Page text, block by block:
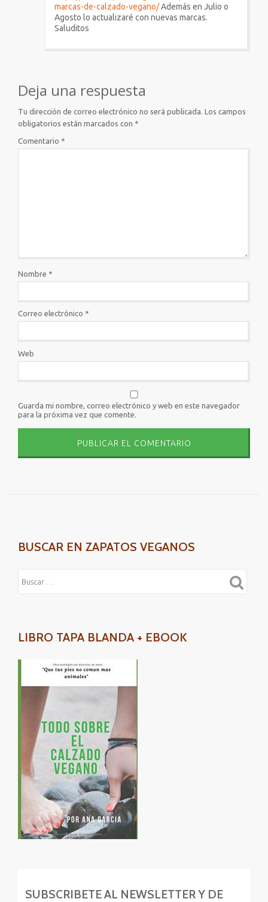
marcas-de-calzado-vegano/Además en Julio o
Agosto lo actualizaré con nuevas marcas.
Saluditos
Deja una respuesta
Tu dirección de correo electrónico no será publicada. Los campos
obligatorios están marcados con *
Comentario *
Nombre *
Correo electrónico *
Web
Guarda mi nombre, correo electrónico y web en este navegador
para la próxima vez que comente.
BUSCAR EN ZAPATOS VEGANOS
LIBRO TAPA BLANDA + EBOOK
SUBSCRIBETE AL NEWSLETTER Y DE